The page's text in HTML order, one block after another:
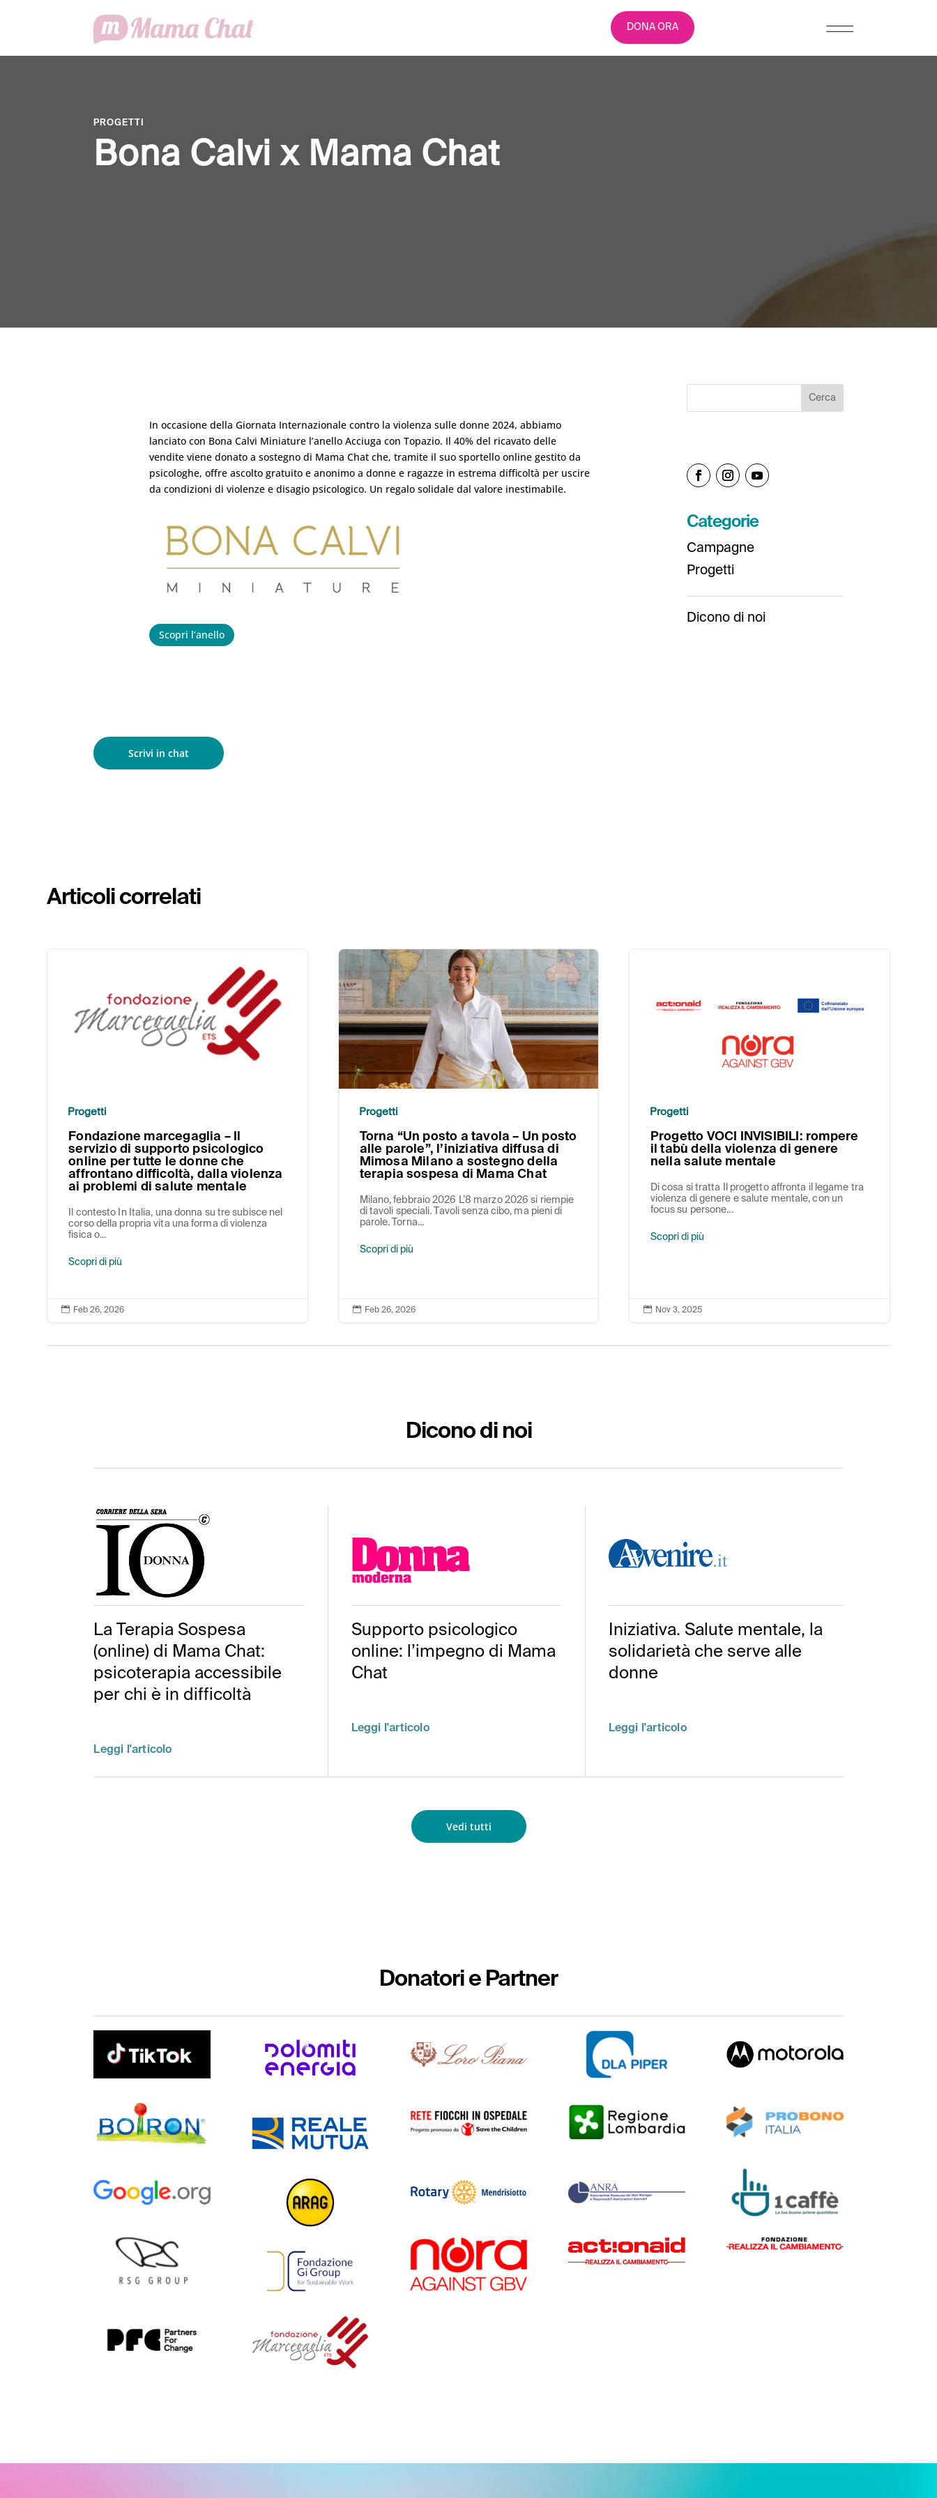
DONA ORA
PROGETTI
Bona Calvi x Mama Chat
In occasione della Giornata Internazionale contro la violenza sulle donne 2024, abbiamo
lanciato con Bona Calvi Miniature l’anello Acciuga con Topazio. Il 40% del ricavato delle
vendite viene donato a sostegno di Mama Chat che, tramite il suo sportello online gestito da
psicologhe, offre ascolto gratuito e anonimo a donne e ragazze in estrema difficoltà per uscire
da condizioni di violenze e disagio psicologico. Un regalo solidale dal valore inestimabile.
Scopri l’anello
Categorie
Campagne
Progetti
Dicono di noi
Scrivi in chat
Articoli correlati
Progetti
Fondazione marcegaglia – Il
servizio di supporto psicologico
online per tutte le donne che
affrontano difficoltà, dalla violenza
ai problemi di salute mentale
Il contesto In Italia, una donna su tre subisce nel
corso della propria vita una forma di violenza
fisica o...
Scopri di più
 Feb 26, 2026
Progetti
Torna “Un posto a tavola – Un posto
alle parole”, l’iniziativa diffusa di
Mimosa Milano a sostegno della
terapia sospesa di Mama Chat
Milano, febbraio 2026 L’8 marzo 2026 si riempie
di tavoli speciali. Tavoli senza cibo, ma pieni di
parole. Torna...
Scopri di più
 Feb 26, 2026
Progetti
Progetto VOCI INVISIBILI: rompere
il tabù della violenza di genere
nella salute mentale
Di cosa si tratta Il progetto affronta il legame tra
violenza di genere e salute mentale, con un
focus su persone...
Scopri di più
 Nov 3, 2025
Dicono di noi
La Terapia Sospesa
(online) di Mama Chat:
psicoterapia accessibile
per chi è in difficoltà
Leggi l'articolo
Supporto psicologico
online: l’impegno di Mama
Chat
Leggi l'articolo
Iniziativa. Salute mentale, la
solidarietà che serve alle
donne
Leggi l'articolo
Vedi tutti
Donatori e Partner